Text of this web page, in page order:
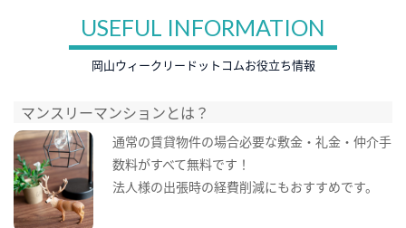
USEFUL INFORMATION
岡山ウィークリードットコムお役立ち情報
マンスリーマンションとは？
通常の賃貸物件の場合必要な敷金・礼金・仲介手
数料がすべて無料です！
法人様の出張時の経費削減にもおすすめです。